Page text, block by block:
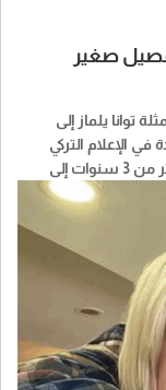
صغير
توانا يلماز إلى
الإعلام التركي
تشير إلى احتمال انتقال علاقتهما الممتدة منذ أكثر من 3 سنوات إلى